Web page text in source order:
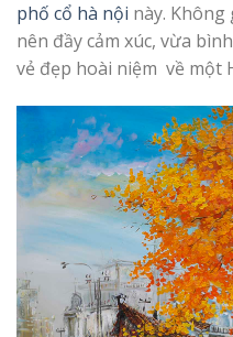
phố cổ hà nội này. Không
nên đầy cảm xúc, vừa
vẻ đẹp hoài niệm về một